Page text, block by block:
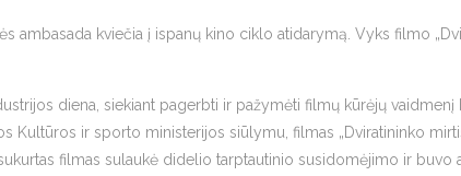
ambasada kviečia į ispanų kino ciklo atidarymą. Vyks filmo
diena, siekiant pagerbti ir pažymėti filmų kūrėjų
Kultūros ir sporto ministerijos siūlymu, filmas „Dviratininko
filmas sulaukė didelio tarptautinio susidomėjimo ir buvo